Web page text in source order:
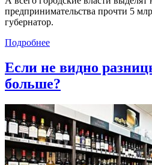
предпринимательства прочти 5
губернатор.
Подробнее
Если не видно
больше?